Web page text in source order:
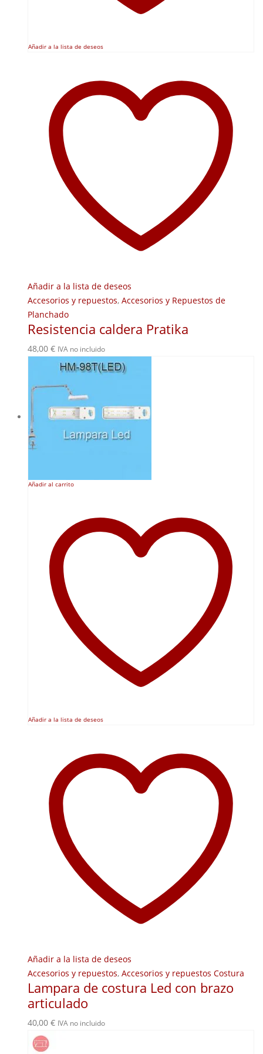
Añadir a la lista de deseos
Añadir a la lista de deseos
Accesorios y repuestos, Accesorios y Repuestos de
Planchado
Resistencia caldera Pratika
48,00 € IVA no incluido
Añadir al carrito
Añadir a la lista de deseos
Añadir a la lista de deseos
Accesorios y repuestos, Accesorios y repuestos Costura
Lampara de costura Led con brazo
articulado
40,00 € IVA no incluido